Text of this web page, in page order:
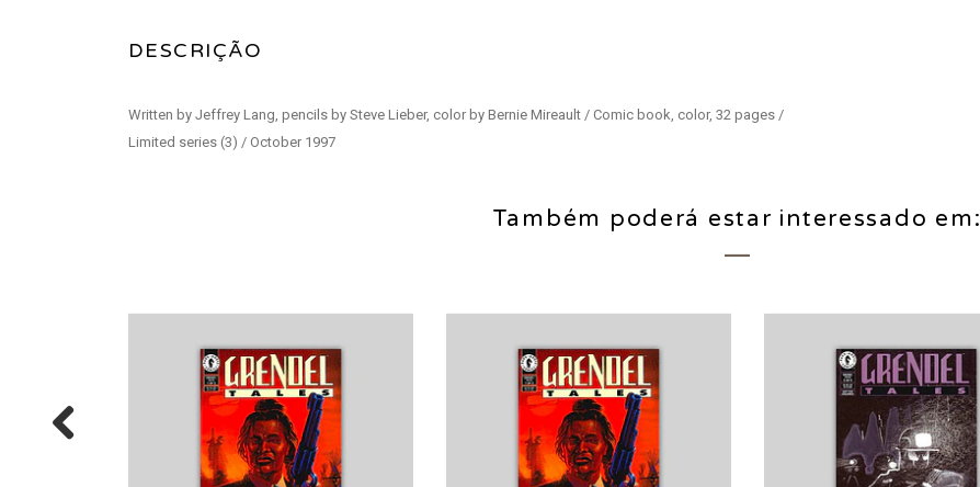
DESCRIÇÃO
Written by Jeffrey Lang, pencils by Steve Lieber, color by Bernie Mireault / Comic book, color, 32 pages /
Limited series (3) / October 1997
Também poderá estar interessado em: